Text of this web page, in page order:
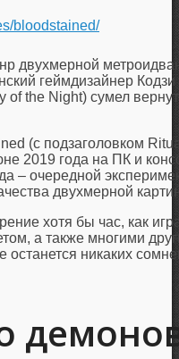
bloodstained/
двухмерной
геймдизайнер
the Night) сумел
(с подзаголовком
2019 года на ПК и
– очередной
двухмерной
хотя бы час, как
а также многими
останется никаких